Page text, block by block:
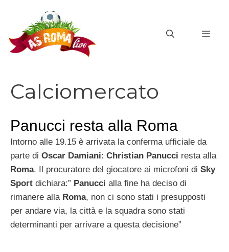
contenuto
Calciomercato
Panucci resta alla Roma
Intorno alle 19.15 è arrivata la conferma ufficiale da
parte di Oscar Damiani: Christian Panucci resta alla
Roma. Il procuratore del giocatore ai microfoni di Sky
Sport dichiara:” Panucci alla fine ha deciso di
rimanere alla Roma, non ci sono stati i presupposti
per andare via, la città e la squadra sono stati
determinanti per arrivare a questa decisione”